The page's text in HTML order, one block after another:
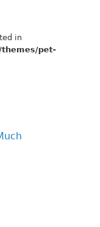
in
themes/pet-